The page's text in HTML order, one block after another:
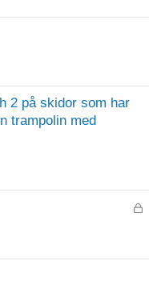
2 på skidor som har
trampolin med
L
t